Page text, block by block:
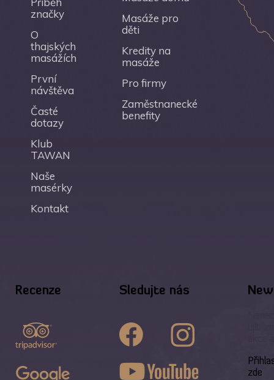
značky
O
thajských
masážích
První
návštěva
Časté
dotazy
Klub
TAWAN
Naše
masérky
Kontakt
Masáže pro
děti
Kredity na
masáže
Pro firmy
Zaměstnanecké
benefity
Recenze Sledujte nás
zde